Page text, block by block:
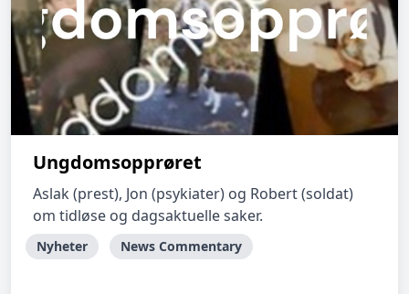
Ungdomsopprøret
Aslak (prest), Jon (psykiater) og Robert (soldat)
om tidløse og dagsaktuelle saker.
Nyheter News Commentary